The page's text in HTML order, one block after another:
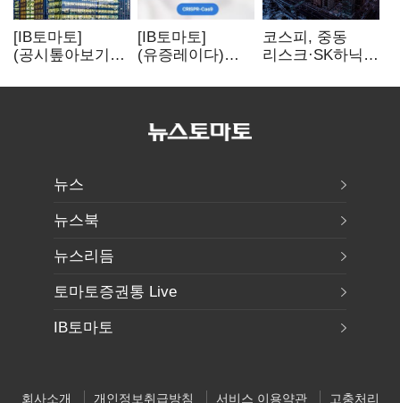
[IB토마토]
(공시톺아보기)
바로 매출로
[IB토마토]
(유증레이다)
3분의 1 토막…
비용부터 챙긴다
코스피, 중동
리스크·SK하닉
뒷걸음
뉴스
뉴스북
뉴스리듬
토마토증권통 Live
IB토마토
회사소개 개인정보취급방침 서비스 이용약관 고충처리